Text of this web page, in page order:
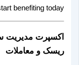
benefiting today!
اکسپرت مدیریت
ریسک و معاملات